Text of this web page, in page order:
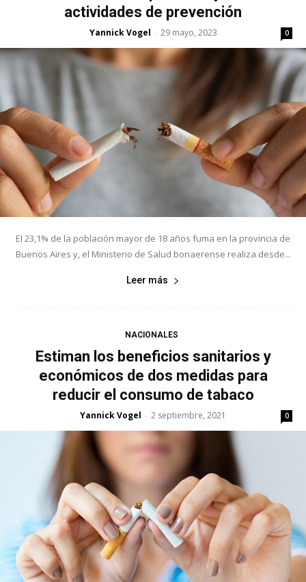
actividades de prevención
Yannick Vogel - 29 mayo, 2023 0
El 23,1% de la población mayor de 18 años fuma en la provincia de
Buenos Aires y, el Ministerio de Salud bonaerense realiza desde...
Leer más
NACIONALES
Estiman los beneficios sanitarios y
económicos de dos medidas para
reducir el consumo de tabaco
Yannick Vogel - 2 septiembre, 2021 0